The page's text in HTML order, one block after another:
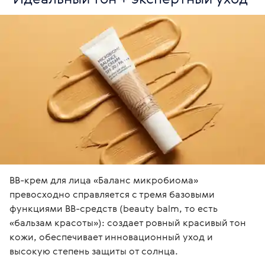
BB-крем для лица «Баланс микробиома»
превосходно справляется с тремя базовыми
функциями BB-средств (beauty balm, то есть
«бальзам красоты»): создает ровный красивый тон
кожи, обеспечивает инновационный уход и
высокую степень защиты от солнца.